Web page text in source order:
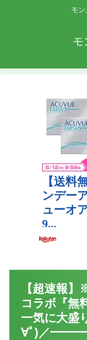
モ
モ
【超速報
コラボ『無
一気に大
∀ﾟ)／